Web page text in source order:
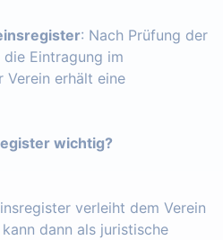
: Nach Prüfung der
Eintragung im
Verein erhält eine
wichtig?
verleiht dem Verein
dann als juristische